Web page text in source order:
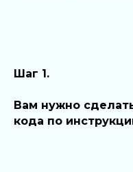
Шаг 1.
Вам нужно
кода по